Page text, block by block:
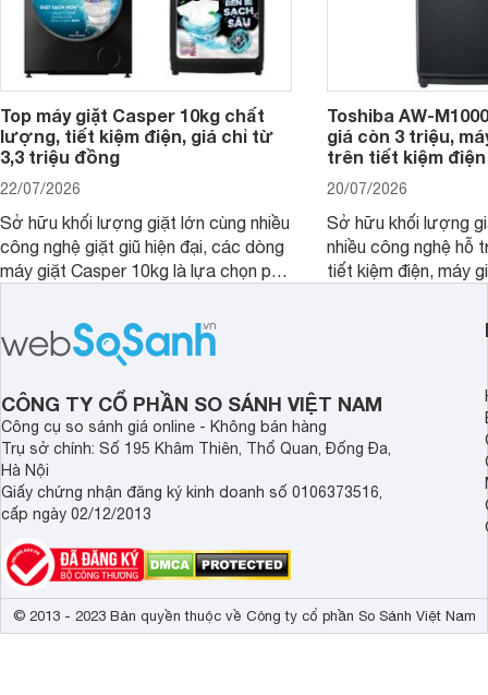
Top máy giặt Casper 10kg chất
lượng, tiết kiệm điện, giá chỉ từ
3,3 triệu đồng
22/07/2026
Sở hữu khối lượng giặt lớn cùng nhiều
công nghệ giặt giũ hiện đại, các dòng
máy giặt Casper 10kg là lựa chọn phù
Toshiba AW-
giá còn 3 triệu,
trên tiết kiệm
20/07/2026
Sở hữu khối lượng
nhiều công nghệ hỗ
tiết kiệm điện, máy
nhắc cho các gia
bán hiện đã giảm
CÔNG TY CỔ PHẦN SO SÁNH VIỆT NAM
Công cụ so sánh giá online - Không bán hàng
Trụ sở chính: Số 195 Khâm Thiên, Thổ Quan, Đống Đa,
Hà Nội
Giấy chứng nhận đăng ký kinh doanh số 0106373516,
cấp ngày 02/12/2013
© 2013 - 2023 Bản quyền thuộc về Công ty cổ phần So Sánh Việt Nam